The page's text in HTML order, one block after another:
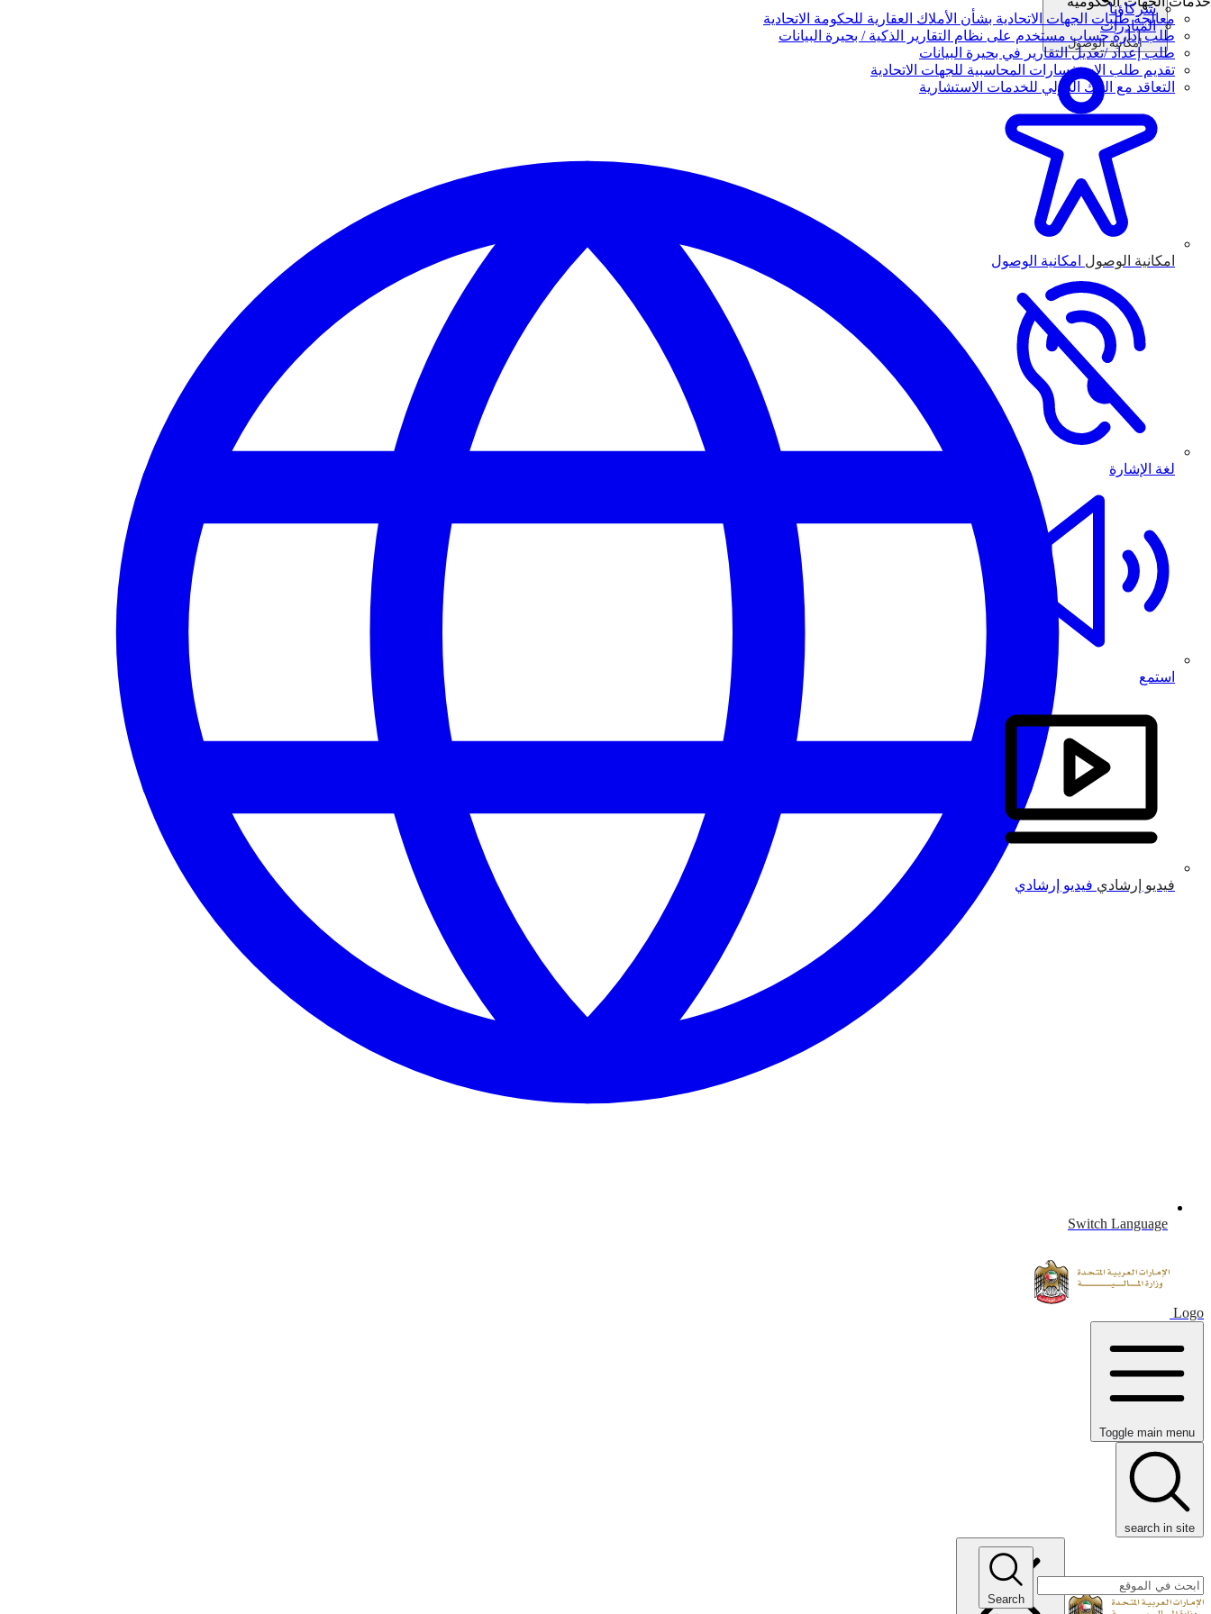
معالجة طلبات الجهات الاتحادية بشأن الأملاك العقارية للحكومة الاتحادية
طلب إدارة حساب مستخدم على نظام التقارير الذكية / بحيرة البيانات
طلب إعداد /تعديل التقارير في بحيرة البيانات
تقديم طلب الاستفسارات المحاسبية للجهات الاتحادية
التعاقد مع البنك الدولي للخدمات الاستشارية
شركاؤنا
المبادرات
امكانية الوصول
امكانية الوصول امكانية الوصول
لغة الإشارة
استمع
فيديو إرشادي فيديو إرشادي
Switch Language
Logo
Toggle main menu
search in site
Search